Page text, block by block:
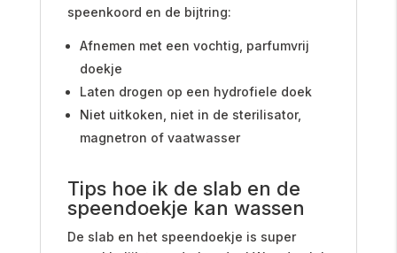
speenkoord en de bijtring:
Afnemen met een vochtig, parfumvrij
doekje
Laten drogen op een hydrofiele doek
Niet uitkoken, niet in de sterilisator,
magnetron of vaatwasser
Tips hoe ik de slab en de
speendoekje kan wassen
De slab en het speendoekje is super